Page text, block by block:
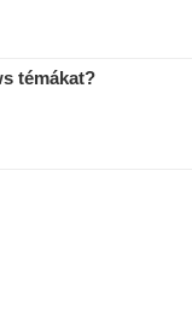
témákat?